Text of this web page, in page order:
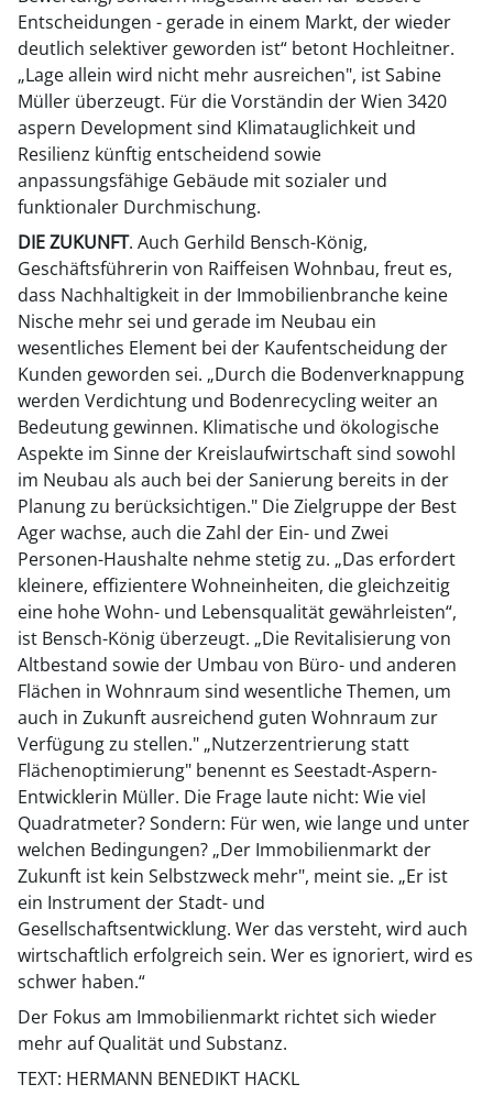
Entscheidungen - gerade in einem Markt, der wieder
deutlich selektiver geworden ist“ betont Hochleitner.
„Lage allein wird nicht mehr ausreichen", ist Sabine
Müller überzeugt. Für die Vorständin der Wien 3420
aspern Development sind Klimatauglichkeit und
Resilienz künftig entscheidend sowie
anpassungsfähige Gebäude mit sozialer und
funktionaler Durchmischung.
DIE ZUKUNFT. Auch Gerhild Bensch-König,
Geschäftsführerin von Raiffeisen Wohnbau, freut es,
dass Nachhaltigkeit in der Immobilienbranche keine
Nische mehr sei und gerade im Neubau ein
wesentliches Element bei der Kaufentscheidung der
Kunden geworden sei. „Durch die Bodenverknappung
werden Verdichtung und Bodenrecycling weiter an
Bedeutung gewinnen. Klimatische und ökologische
Aspekte im Sinne der Kreislaufwirtschaft sind sowohl
im Neubau als auch bei der Sanierung bereits in der
Planung zu berücksichtigen." Die Zielgruppe der Best
Ager wachse, auch die Zahl der Ein- und Zwei
Personen-Haushalte nehme stetig zu. „Das erfordert
kleinere, effizientere Wohneinheiten, die gleichzeitig
eine hohe Wohn- und Lebensqualität gewährleisten“,
ist Bensch-König überzeugt. „Die Revitalisierung von
Altbestand sowie der Umbau von Büro- und anderen
Flächen in Wohnraum sind wesentliche Themen, um
auch in Zukunft ausreichend guten Wohnraum zur
Verfügung zu stellen." „Nutzerzentrierung statt
Flächenoptimierung" benennt es Seestadt-Aspern-
Entwicklerin Müller. Die Frage laute nicht: Wie viel
Quadratmeter? Sondern: Für wen, wie lange und unter
welchen Bedingungen? „Der Immobilienmarkt der
Zukunft ist kein Selbstzweck mehr", meint sie. „Er ist
ein Instrument der Stadt- und
Gesellschaftsentwicklung. Wer das versteht, wird auch
wirtschaftlich erfolgreich sein. Wer es ignoriert, wird es
schwer haben.“
Der Fokus am Immobilienmarkt richtet sich wieder
mehr auf Qualität und Substanz.
TEXT: HERMANN BENEDIKT HACKL